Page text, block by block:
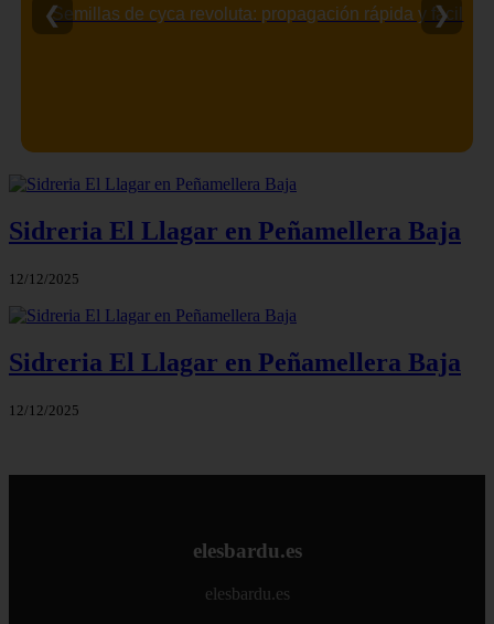
Semillas de cyca revoluta: propagación rápida y fácil
❮ ❯
Sidreria El Llagar en Peñamellera Baja
12/12/2025
Sidreria El Llagar en Peñamellera Baja
12/12/2025
elesbardu.es
elesbardu.es